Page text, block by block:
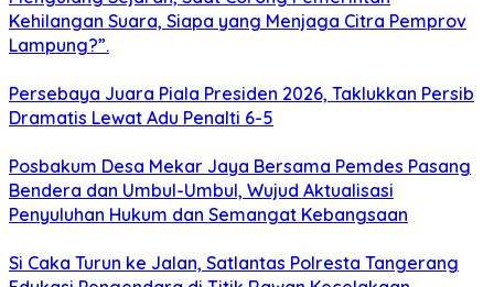
Kehilangan Suara, Siapa yang Menjaga Citra Pemprov
Lampung?”.
Persebaya Juara Piala Presiden 2026, Taklukkan Persib
Dramatis Lewat Adu Penalti 6-5
Posbakum Desa Mekar Jaya Bersama Pemdes Pasang
Bendera dan Umbul-Umbul, Wujud Aktualisasi
Penyuluhan Hukum dan Semangat Kebangsaan
Si Caka Turun ke Jalan, Satlantas Polresta Tangerang